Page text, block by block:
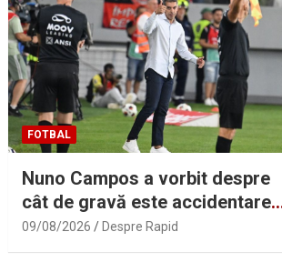
FOTBAL
Nuno Campos a vorbit despre
cât de gravă este accidentarea
lui Martin Pascual! Care este
situația lui Karamoko | Sport.ro
09/08/2026 Despre Rapid